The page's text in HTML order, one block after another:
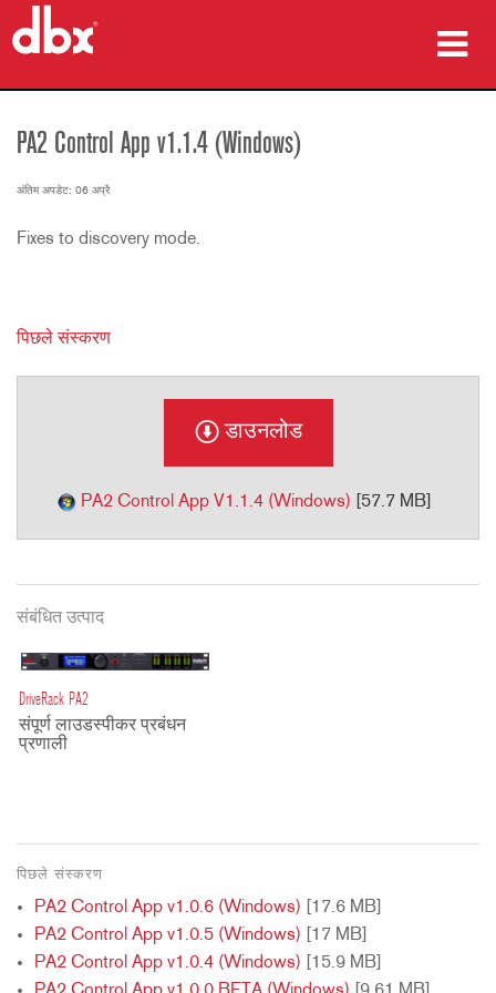
PA2 Control App v1.1.4 (Windows)
अंतिम अपडेट: 06 अप्रै
Fixes to discovery mode.
पिछले संस्करण
डाउनलोड
PA2 Control App V1.1.4 (Windows) [57.7 MB]
संबंधित उत्पाद
DriveRack PA2
संपूर्ण लाउडस्पीकर प्रबंधन
प्रणाली
पिछले संस्करण
PA2 Control App v1.0.6 (Windows) [17.6 MB]
PA2 Control App v1.0.5 (Windows) [17 MB]
PA2 Control App v1.0.4 (Windows) [15.9 MB]